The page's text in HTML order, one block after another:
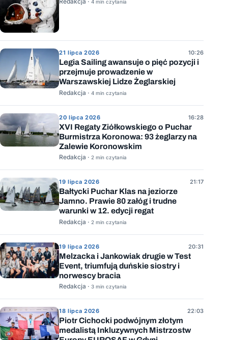
4 min czytania
21 lipca 2026 10:26
Legia Sailing awansuje o pięć pozycji i
przejmuje prowadzenie w
Warszawskiej Lidze Żeglarskiej
Redakcja · 4 min czytania
20 lipca 2026 16:28
XVI Regaty Ziółkowskiego o Puchar
Burmistrza Koronowa: 93 żeglarzy na
Zalewie Koronowskim
Redakcja · 2 min czytania
19 lipca 2026 21:17
Bałtycki Puchar Klas na jeziorze
Jamno. Prawie 80 załóg i trudne
warunki w 12. edycji regat
Redakcja · 2 min czytania
19 lipca 2026 20:31
Melzacka i Jankowiak drugie w Test
Event, triumfują duńskie siostry i
norwescy bracia
Redakcja · 3 min czytania
18 lipca 2026 22:03
Piotr Cichocki podwójnym złotym
medalistą Inkluzywnych Mistrzostw